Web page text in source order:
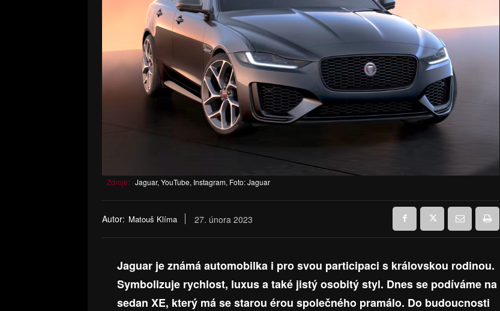
Zdroje: Jaguar, YouTube, Instagram, Foto: Jaguar
Autor: Matouš Klíma 27. února 2023
Jaguar je známá automobilka i pro svou participaci s královskou rodinou.
Symbolizuje rychlost, luxus a také jistý osobitý styl. Dnes se podíváme na
sedan XE, který má se starou érou společného pramálo. Do budoucnosti